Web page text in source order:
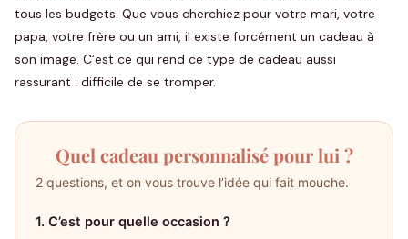
tous les budgets. Que vous cherchiez pour votre mari, votre
papa, votre frère ou un ami, il existe forcément un cadeau à
son image. C’est ce qui rend ce type de cadeau aussi
rassurant : difficile de se tromper.
Quel cadeau personnalisé pour lui ?
2 questions, et on vous trouve l’idée qui fait mouche.
1. C’est pour quelle occasion ?